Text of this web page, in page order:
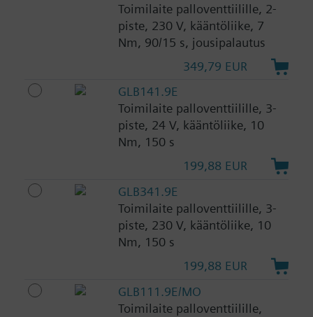
Toimilaite palloventtiilille, 2-
piste, 230 V, kääntöliike, 7
Nm, 90/15 s, jousipalautus
349,79 EUR
GLB141.9E
Toimilaite palloventtiilille, 3-
piste, 24 V, kääntöliike, 10
Nm, 150 s
199,88 EUR
GLB341.9E
Toimilaite palloventtiilille, 3-
piste, 230 V, kääntöliike, 10
Nm, 150 s
199,88 EUR
GLB111.9E/MO
Toimilaite palloventtiilille,